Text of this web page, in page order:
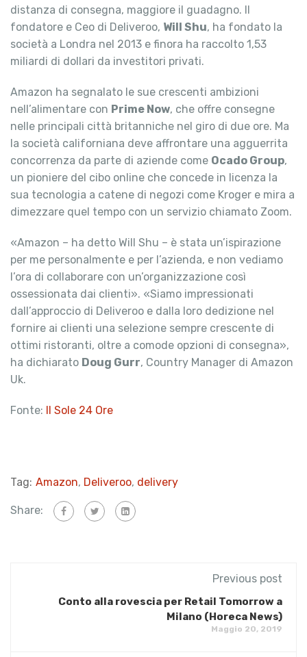
distanza di consegna, maggiore il guadagno. Il
fondatore e Ceo di Deliveroo, Will Shu, ha fondato la
società a Londra nel 2013 e finora ha raccolto 1,53
miliardi di dollari da investitori privati.
Amazon ha segnalato le sue crescenti ambizioni
nell’alimentare con Prime Now, che offre consegne
nelle principali città britanniche nel giro di due ore. Ma
la società californiana deve affrontare una agguerrita
concorrenza da parte di aziende come Ocado Group,
un pioniere del cibo online che concede in licenza la
sua tecnologia a catene di negozi come Kroger e mira a
dimezzare quel tempo con un servizio chiamato Zoom.
«Amazon – ha detto Will Shu – è stata un’ispirazione
per me personalmente e per l’azienda, e non vediamo
l’ora di collaborare con un’organizzazione così
ossessionata dai clienti». «Siamo impressionati
dall’approccio di Deliveroo e dalla loro dedizione nel
fornire ai clienti una selezione sempre crescente di
ottimi ristoranti, oltre a comode opzioni di consegna»,
ha dichiarato Doug Gurr, Country Manager di Amazon
Uk.
Fonte: Il Sole 24 Ore
Tag: Amazon, Deliveroo, delivery
Share:
Previous post
Conto alla rovescia per Retail Tomorrow a
Milano (Horeca News)
Maggio 20, 2019